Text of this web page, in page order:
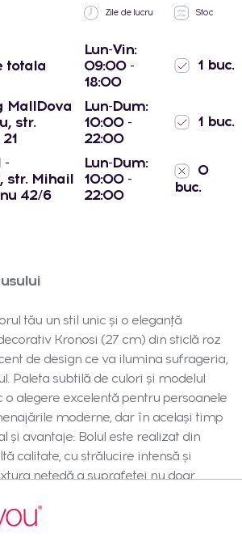
Zile de lucru Stoc
totala
Lun-Vin:
09:00 -
18:00
1 buc.
MallDova
str.
Lun-Dum:
10:00 -
22:00
1 buc.
-
str. Mihail
42/6
Lun-Dum:
10:00 -
22:00
0
buc.
tău un stil unic și o eleganță
Kronosi (27 cm) din sticlă roz
de design ce va ilumina sufrageria,
Paleta subtilă de culori și modelul
alegere excelentă pentru persoanele
moderne, dar în același timp
și avantaje: Bolul este realizat din
calitate, cu strălucire intensă și
netedă a suprafeței nu doar
pe orice suprafață, iar
permite utilizarea decorativă pe tot